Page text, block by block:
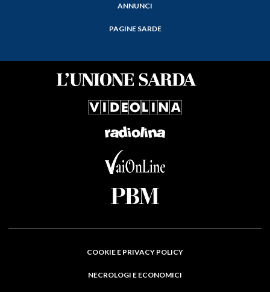
ANNUNCI
PAGINE SARDE
COOKIE E PRIVACY POLICY
NECROLOGI E ECONOMICI